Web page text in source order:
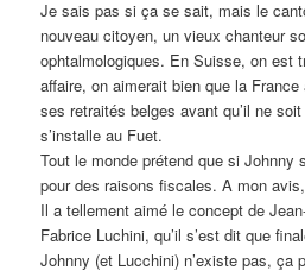
Je sais pas si ça se sait, mais le
nouveau citoyen, un vieux chanteur
ophtalmologiques. En Suisse, on est
affaire, on aimerait bien que la
ses retraités belges avant qu’il ne
s’installe au Fuet.
Tout le monde prétend que si Johnny
pour des raisons fiscales. A mon
Il a tellement aimé le concept de
Fabrice Luchini, qu’il s’est dit que
Johnny (et Lucchini) n’existe pas, ça